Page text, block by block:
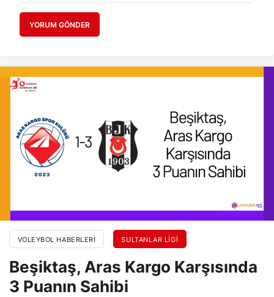
YORUM GÖNDER
VOLEYBOL HABERLERI SULTANLAR LIGI
Beşiktaş, Aras Kargo Karşısında
3 Puanın Sahibi